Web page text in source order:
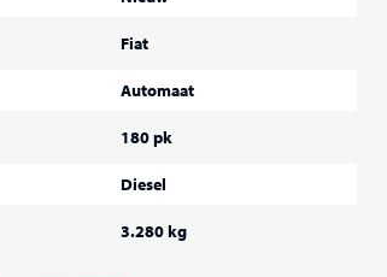
Fiat
Automaat
180 pk
Diesel
3.280 kg